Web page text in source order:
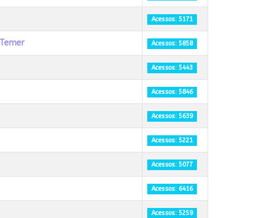
Acessos: 5171
Acessos: 5858
Acessos: 5443
Acessos: 5846
Acessos: 5639
Acessos: 5221
Acessos: 5077
Acessos: 6416
Acessos: 5259